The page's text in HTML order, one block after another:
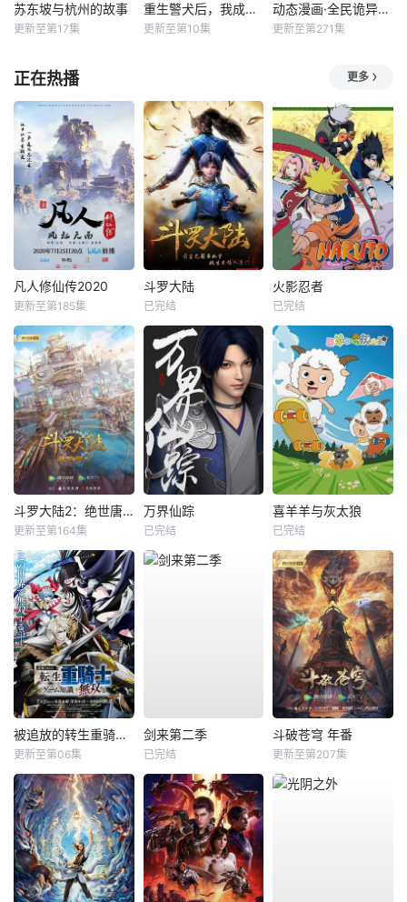
苏东坡与杭州的故事
更新至第17集
重生警犬后，我成了名侦探？
更新至第10集
动态漫画·全民诡异：开局掌握零元购
更新至第271集
正在热播 更多
凡人修仙传2020
更新至第185集
斗罗大陆
已完结
火影忍者
已完结
斗罗大陆2：绝世唐门
更新至第164集
万界仙踪
已完结
喜羊羊与灰太狼
已完结
被追放的转生重骑士用游戏知识开无双
更新至第06集
剑来第二季
已完结
斗破苍穹 年番
更新至第207集